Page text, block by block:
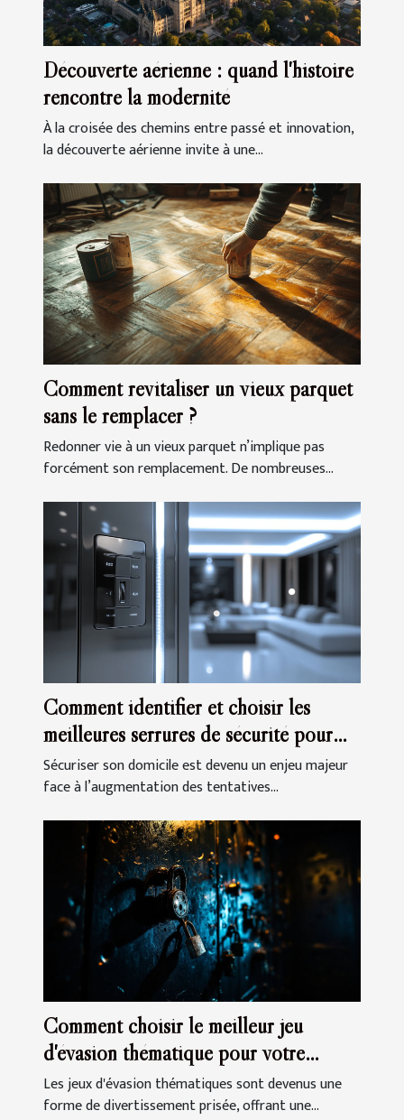
Découverte aérienne : quand l'histoire
rencontre la modernité
À la croisée des chemins entre passé et innovation,
la découverte aérienne invite à une...
Comment revitaliser un vieux parquet
sans le remplacer ?
Redonner vie à un vieux parquet n’implique pas
forcément son remplacement. De nombreuses...
Comment identifier et choisir les
meilleures serrures de sécurité pour
votre domicile
Sécuriser son domicile est devenu un enjeu majeur
face à l’augmentation des tentatives...
Comment choisir le meilleur jeu
d'évasion thématique pour votre
prochaine sortie
Les jeux d'évasion thématiques sont devenus une
forme de divertissement prisée, offrant une...